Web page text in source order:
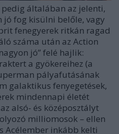
általában az jelenti,
jó fog kisülni belőle, vagy
fenegyerek ritkán ragad
száma után az Action
jó” felé hajlik:
a gyökereihez (a
pályafutásának
galaktikus fenyegetések,
mindennapi életét
alsó- és középosztályt
milliomosok – ellen
Acélember inkább kelti